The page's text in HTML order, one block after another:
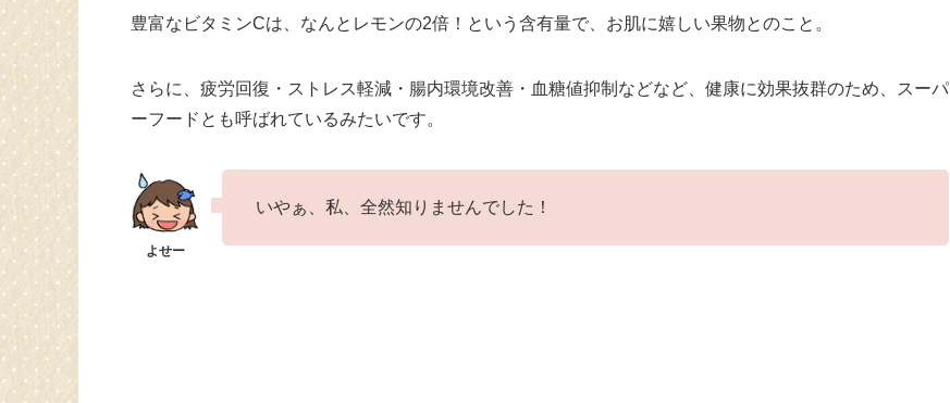
豊富なビタミンCは、なんとレモンの2倍！という含有量で、お肌に嬉しい果物とのこと。
さらに、疲労回復・ストレス軽減・腸内環境改善・血糖値抑制などなど、健康に効果抜群のため、スーパ
ーフードとも呼ばれているみたいです。
いやぁ、私、全然知りませんでした！